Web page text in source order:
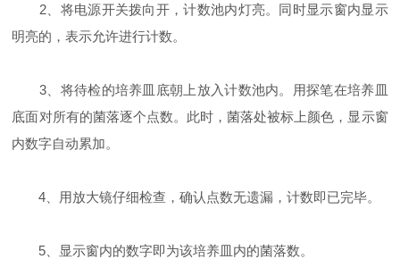
2、将电源开关拨向开，计数池内灯亮。同时显示窗内显示
明亮的，表示允许进行计数。
3、将待检的培养皿底朝上放入计数池内。用探笔在培养皿
底面对所有的菌落逐个点数。此时，菌落处被标上颜色，显示窗
内数字自动累加。
4、用放大镜仔细检查，确认点数无遗漏，计数即已完毕。
5、显示窗内的数字即为该培养皿内的菌落数。